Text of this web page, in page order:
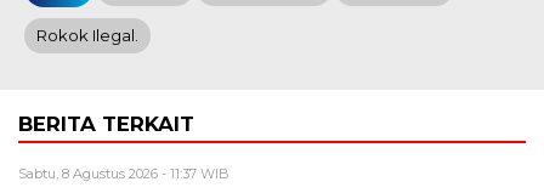
Rokok Ilegal.
BERITA TERKAIT
Sabtu, 8 Agustus 2026 - 11:37 WIB